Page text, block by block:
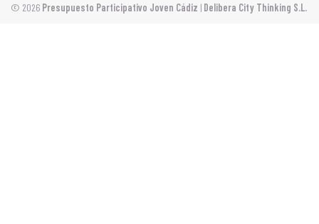
© 2026 Presupuesto Participativo Joven Cádiz | Delibera City Thinking S.L.